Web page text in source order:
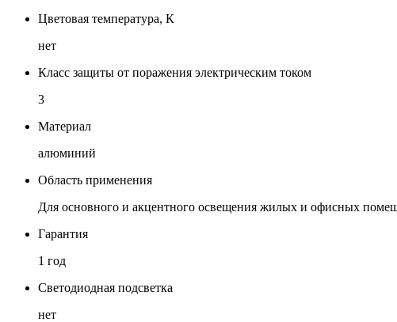
Цветовая температура, К
нет
Класс защиты от поражения электрическим током
3
Материал
алюминий
Область применения
Для основного и акцентного освещения жилых и офисных
Гарантия
1 год
Светодиодная подсветка
нет